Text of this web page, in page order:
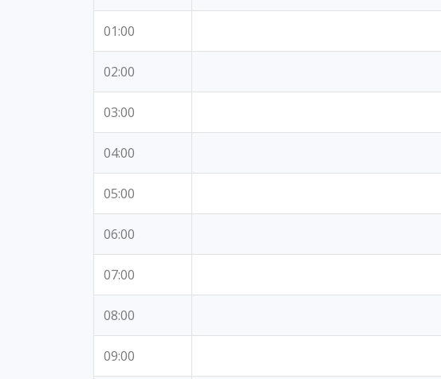
01:00
02:00
03:00
04:00
05:00
06:00
07:00
08:00
09:00